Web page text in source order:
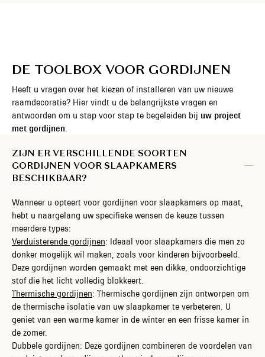
DE TOOLBOX VOOR GORDIJNEN
Heeft u vragen over het kiezen of installeren van uw nieuwe
raamdecoratie? Hier vindt u de belangrijkste vragen en
antwoorden om u stap voor stap te begeleiden bij uw project
met gordijnen.
ZIJN ER VERSCHILLENDE SOORTEN
GORDIJNEN VOOR SLAAPKAMERS
BESCHIKBAAR?
Wanneer u opteert voor gordijnen voor slaapkamers op maat,
hebt u naargelang uw specifieke wensen de keuze tussen
meerdere types:
Verduisterende gordijnen: Ideaal voor slaapkamers die men zo
donker mogelijk wil maken, zoals voor kinderen bijvoorbeeld.
Deze gordijnen worden gemaakt met een dikke, ondoorzichtige
stof die het licht volledig blokkeert.
Thermische gordijnen: Thermische gordijnen zijn ontworpen om
de thermische isolatie van uw slaapkamer te verbeteren. U
geniet van een warme kamer in de winter en een frisse kamer in
de zomer.
Dubbele gordijnen: Deze gordijnen combineren de voordelen van